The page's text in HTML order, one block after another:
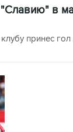
в
принес